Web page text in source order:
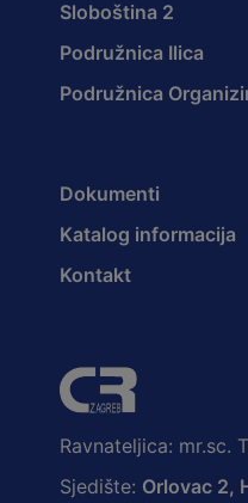
Sloboština 2
Podružnica Ilica
Podružnica
Dokumenti
Katalog informacija
Kontakt
Ravnateljica: mr.sc.
Sjedište: Orlovac 2,